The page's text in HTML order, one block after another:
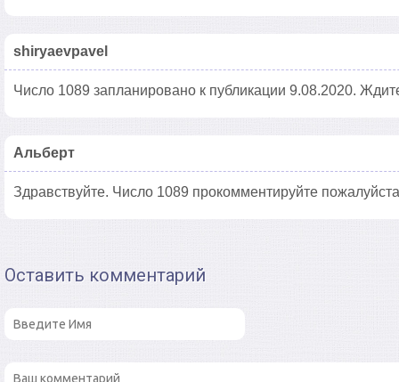
shiryaevpavel
Число 1089 запланировано к публикации 9.08.2020.
Альберт
Здравствуйте. Число 1089 прокомментируйте
Оставить комментарий